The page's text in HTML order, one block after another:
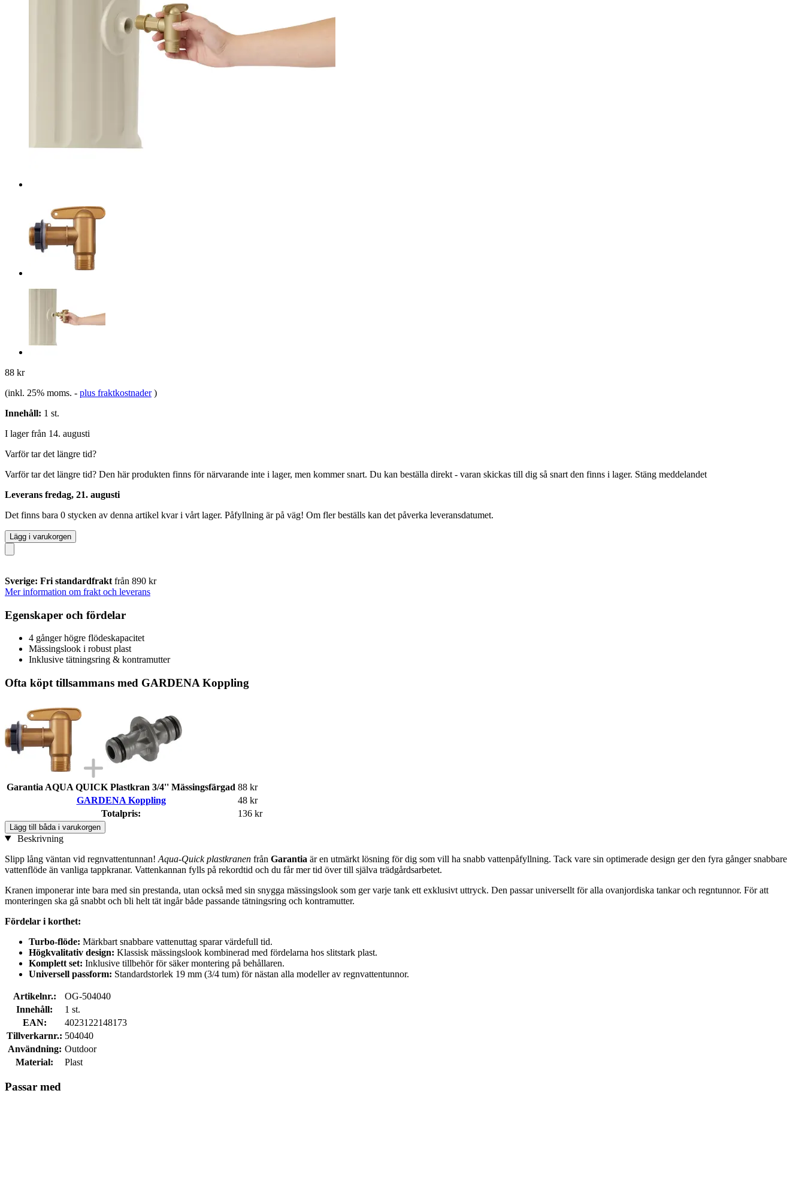
88 kr
(inkl. 25% moms. - plus fraktkostnader )
Innehåll: 1 st.
I lager från 14. augusti
Varför tar det längre tid?
Varför tar det längre tid? Den här produkten finns för närvarande inte i lager, men kommer snart. Du kan beställa direkt - varan skickas till dig så snart den finns i lager. Stäng meddelandet
Leverans fredag, 21. augusti
Det finns bara 0 stycken av denna artikel kvar i vårt lager. Påfyllning är på väg! Om fler beställs kan det påverka leveransdatumet.
Lägg i varukorgen
Sverige: Fri standardfrakt från 890 kr
Mer information om frakt och leverans
Egenskaper och fördelar
4 gånger högre flödeskapacitet
Mässingslook i robust plast
Inklusive tätningsring & kontramutter
Ofta köpt tillsammans med GARDENA Koppling
Garantia AQUA QUICK Plastkran 3/4'' Mässingsfärgad 88 kr
GARDENA Koppling
48 kr
Totalpris:
136 kr
Lägg till båda i varukorgen
Beskrivning
Slipp lång väntan vid regnvattentunnan! Aqua-Quick plastkranen från Garantia är en utmärkt lösning för dig som vill ha snabb vattenpåfyllning. Tack vare sin optimerade design ger den fyra gånger snabbare
vattenflöde än vanliga tappkranar. Vattenkannan fylls på rekordtid och du får mer tid över till själva trädgårdsarbetet.
Kranen imponerar inte bara med sin prestanda, utan också med sin snygga mässingslook som ger varje tank ett exklusivt uttryck. Den passar universellt för alla ovanjordiska tankar och regntunnor. För att
monteringen ska gå snabbt och bli helt tät ingår både passande tätningsring och kontramutter.
Fördelar i korthet:
Turbo-flöde: Märkbart snabbare vattenuttag sparar värdefull tid.
Högkvalitativ design: Klassisk mässingslook kombinerad med fördelarna hos slitstark plast.
Komplett set: Inklusive tillbehör för säker montering på behållaren.
Universell passform: Standardstorlek 19 mm (3/4 tum) för nästan alla modeller av regnvattentunnor.
Artikelnr.:
OG-504040
Innehåll:
1 st.
EAN:
4023122148173
Tillverkarnr.: 504040
Användning: Outdoor
Material:
Plast
Passar med